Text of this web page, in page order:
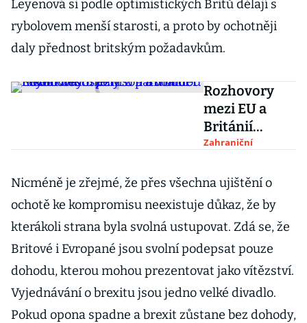
Leyenová si podle optimistických Britů dělají s
rybolovem menší starosti, a proto by ochotněji
daly přednost britským požadavkům.
Rozhovory
mezi EU a
Británií
nikam
patu budou
hledat cestu
Johnson a
von der
Leyenová
Zahraniční
Nicméně je zřejmé, že přes všechna ujištění o
ochotě ke kompromisu neexistuje důkaz, že by
kterákoli strana byla svolná ustupovat. Zdá se, že
Britové i Evropané jsou svolní podepsat pouze
dohodu, kterou mohou prezentovat jako vítězství.
Vyjednávání o brexitu jsou jedno velké divadlo.
Pokud opona spadne a brexit zůstane bez dohody,